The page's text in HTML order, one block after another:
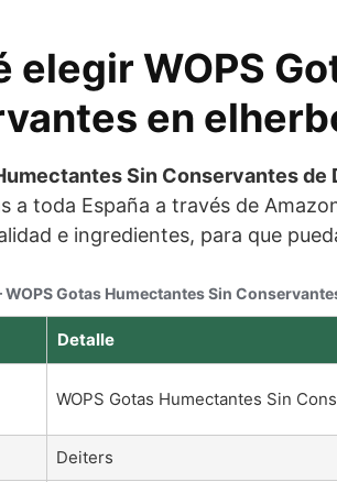
elegir WOPS
en
Sin Conservantes de
a toda España a través de
e ingredientes, para que
Gotas Humectantes Sin
Detalle
WOPS Gotas Humectantes Sin
Deiters